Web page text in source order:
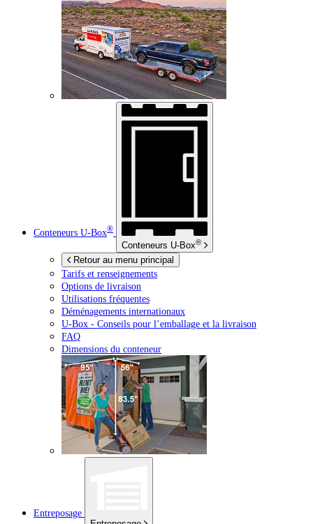
Conteneurs U-Box®
Conteneurs U-Box®
Retour au menu principal
Tarifs et renseignements
Options de livraison
Utilisations fréquentes
Déménagements internationaux
U-Box - Conseils pour l’emballage et la livraison
FAQ
Dimensions du conteneur
Entreposage